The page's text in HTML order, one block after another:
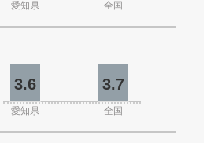
愛知県 全国
3.6 3.7
愛知県 全国